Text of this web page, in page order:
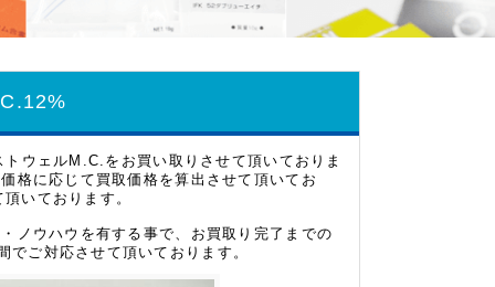
ウェルM.C.をお買い取りさせて頂いておりま
格に応じて買取価格を算出させて頂いてお
いております。
ノウハウを有する事で、お買取り完了までの
ご対応させて頂いております。